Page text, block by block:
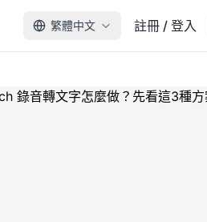
繁體中文 註冊 / 登入